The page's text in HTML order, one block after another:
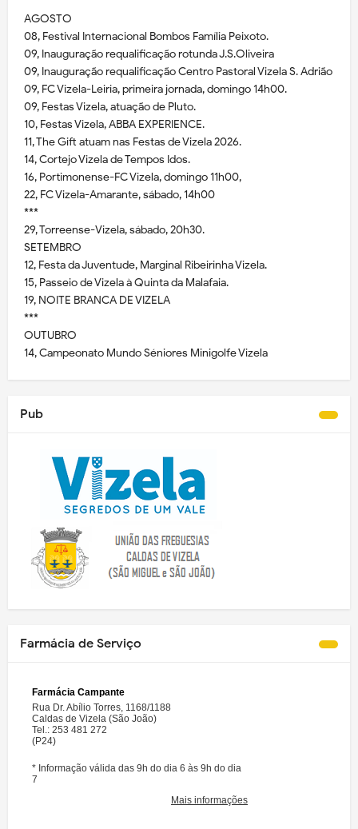
AGOSTO
08, Festival Internacional Bombos Família Peixoto.
09, Inauguração requalificação rotunda J.S.Oliveira
09, Inauguração requalificação Centro Pastoral Vizela S. Adrião
09, FC Vizela-Leiria, primeira jornada, domingo 14h00.
09, Festas Vizela, atuação de Pluto.
10, Festas Vizela, ABBA EXPERIENCE.
11, The Gift atuam nas Festas de Vizela 2026.
14, Cortejo Vizela de Tempos Idos.
16, Portimonense-FC Vizela, domingo 11h00,
22, FC Vizela-Amarante, sábado, 14h00
***
29, Torreense-Vizela, sábado, 20h30.
SETEMBRO
12, Festa da Juventude, Marginal Ribeirinha Vizela.
15, Passeio de Vizela à Quinta da Malafaia.
19, NOITE BRANCA DE VIZELA
***
OUTUBRO
14, Campeonato Mundo Séniores Minigolfe Vizela
Pub
Farmácia de Serviço